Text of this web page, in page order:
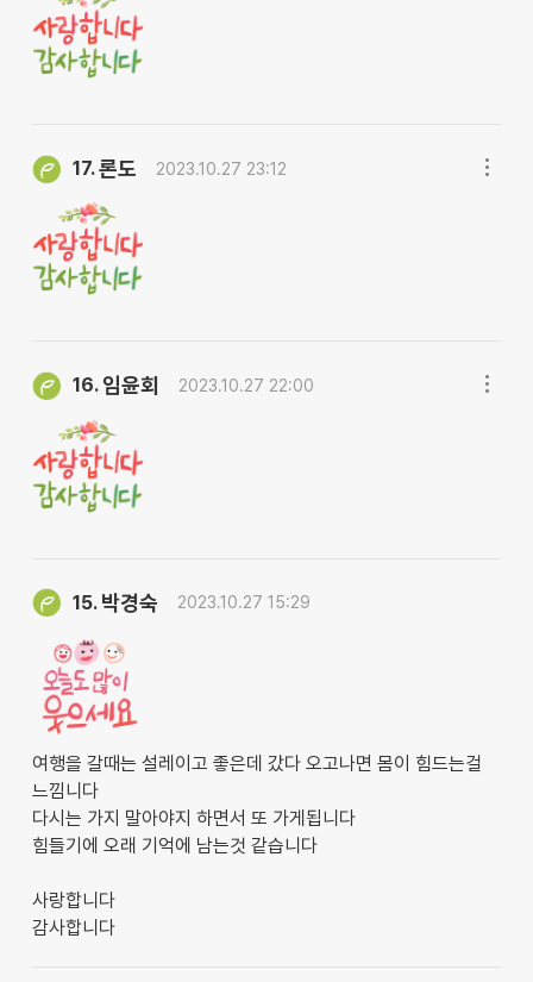
17.론도 2023.10.27 23:12
16. 임윤회 2023.10.27 22:00
15. 박경숙 2023.10.27 15:29
여행을 갈때는 설레이고 좋은데 갔다 오고나면 몸이 힘드는걸
느낌니다
다시는 가지 말아야지 하면서 또 가게됩니다
힘들기에 오래 기억에 남는것 같습니다
사랑합니다
감사합니다